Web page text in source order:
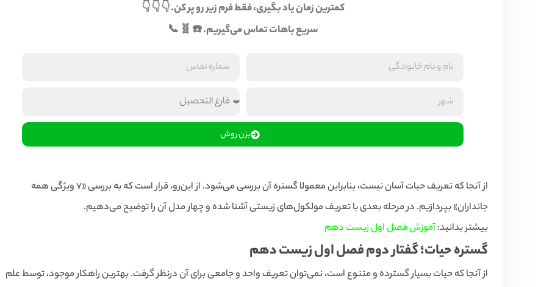
کمترین زمان یاد بگیری، فقط فرم زیر رو پر کن. 👇 👇 👇
سریع باهات تماس می‌گیریم. ☎️ 🧬 📞
بزن روش
از آنجا که تعریف حیات آسان نیست، بنابراین معمولا گستره آن بررسی می‌شود. از این‌رو، قرار است که به بررسی «7 ویژگی همه
جانداران» بپردازیم. در مرحله بعدی با تعریف مولکول‌های زیستی آشنا شده و چهار مدل آن را توضیح می‌دهیم.
بیشتر بدانید:آموزش فصل اول زیست دهم
گستره حیات؛ گفتار دوم فصل اول زیست دهم
از آنجا که حیات بسیار گسترده و متنوع است، نمی‌توان تعریف واحد و جامعی برای آن درنظر گرفت. بهترین راهکار موجود، توسط علم